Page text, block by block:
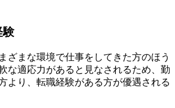
験
ざまな環境で仕事をしてきた方のほう
な適応力があると見なされるため、勤
より、転職経験がある方が優遇される